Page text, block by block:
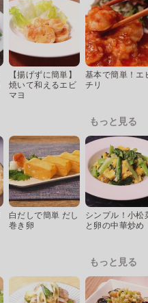
【揚げずに簡単】
焼いて和えるエビ
マヨ
基本で簡単！エ
チリ
もっと見る
白だしで簡単 だし
巻き卵
シンプル！小松
と卵の中華炒め
もっと見る